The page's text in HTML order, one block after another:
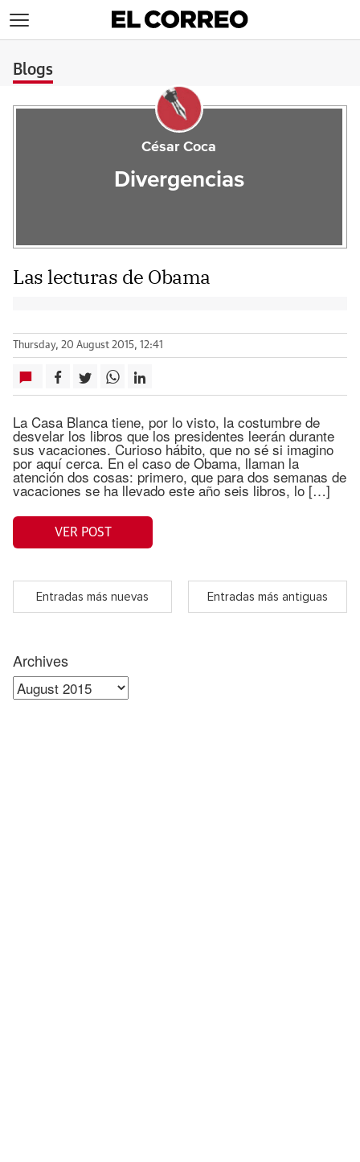
Blogs
César Coca
Divergencias
Las lecturas de Obama
Thursday, 20 August 2015, 12:41
La Casa Blanca tiene, por lo visto, la costumbre de
desvelar los libros que los presidentes leerán durante
sus vacaciones. Curioso hábito, que no sé si imagino
por aquí cerca. En el caso de Obama, llaman la
atención dos cosas: primero, que para dos semanas de
vacaciones se ha llevado este año seis libros, lo […]
VER POST
Entradas más nuevas Entradas más antiguas
Archives
Archives